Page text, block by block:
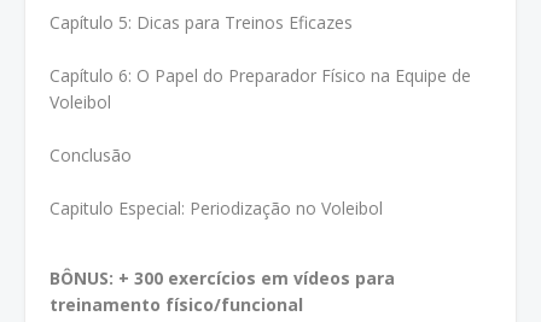
Capítulo 5: Dicas para Treinos Eficazes
Capítulo 6: O Papel do Preparador Físico na Equipe de
Voleibol
Conclusão
Capitulo Especial: Periodização no Voleibol
BÔNUS: + 300 exercícios em vídeos para
treinamento físico/funcional